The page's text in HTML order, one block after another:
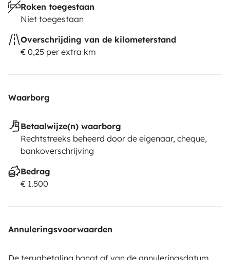
Roken toegestaan
Niet toegestaan
Overschrijding van de kilometerstand
€ 0,25 per extra km
Waarborg
Betaalwijze(n) waarborg
Rechtstreeks beheerd door de eigenaar, cheque,
bankoverschrijving
Bedrag
€ 1.500
Annuleringsvoorwaarden
De terugbetaling hangt af van de annuleringsdatum